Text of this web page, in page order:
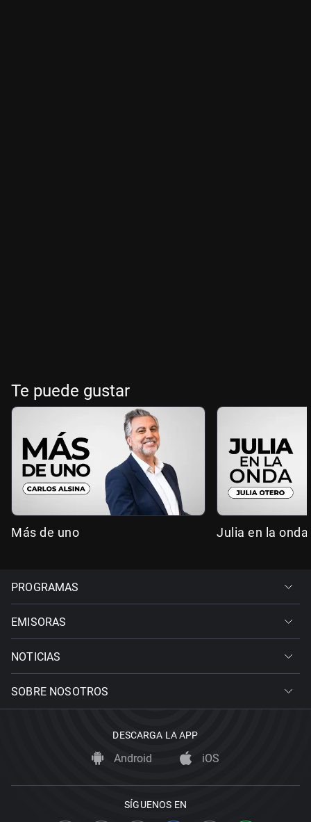
Te puede gustar
Más de uno Julia en la onda
PROGRAMAS
EMISORAS
NOTICIAS
SOBRE NOSOTROS
DESCARGA LA APP
Android iOS
SÍGUENOS EN